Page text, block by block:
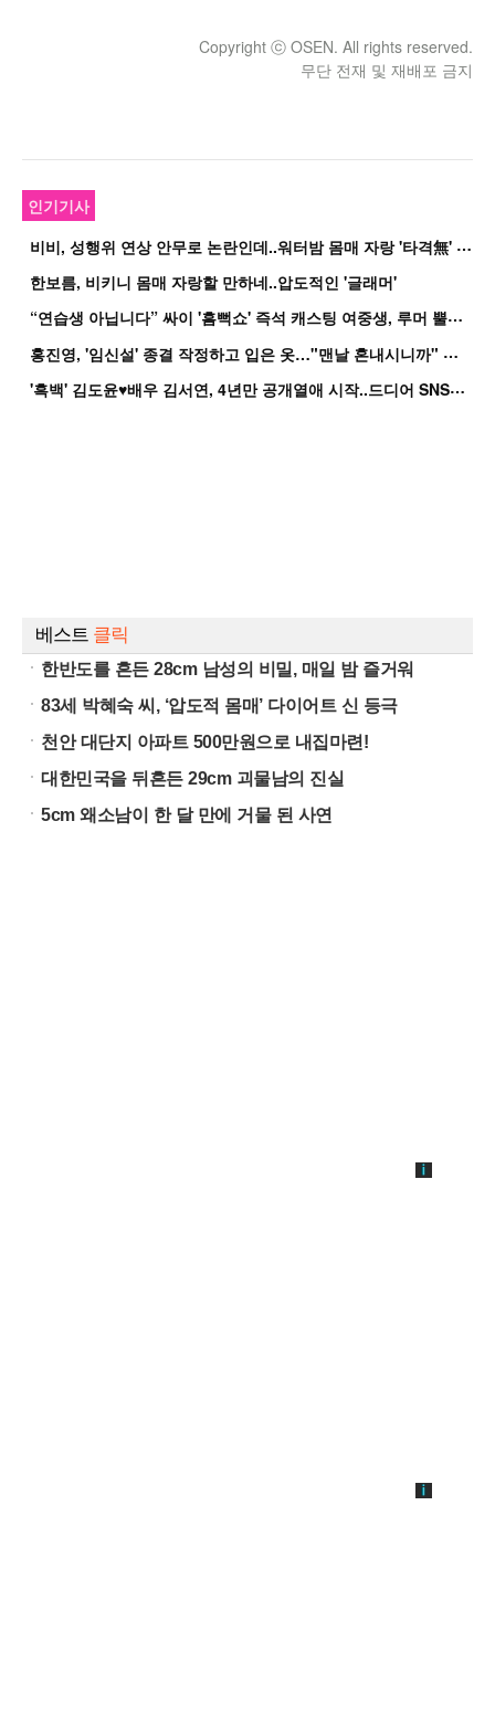
Copyright ⓒ OSEN. All rights reserved.
무단 전재 및 재배포 금지
인기기사
비
비, 성행위 연상 안무로 논란인데..워터밤 몸매 자랑 '타격無' 근황
한보름, 비키니 몸매 자랑할 만하네..압도적인 '글래머'
“
연습생 아닙니다” 싸이 '흠뻑쇼' 즉석 캐스팅 여중생, 루머 뿔났다[Oh!쎈 이...
홍
진영, '임신설' 종결 작정하고 입은 옷…"맨날 혼내시니까" 억울
'
흑백' 김도윤♥배우 김서연, 4년만 공개열애 시작..드디어 SNS에 노출 [핫피...